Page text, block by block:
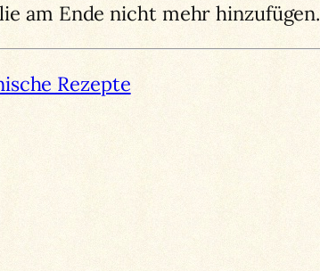
am Ende nicht mehr hinzufügen.
Rezepte